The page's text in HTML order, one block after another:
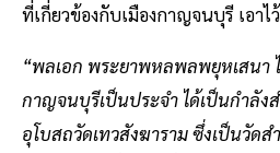
ที่เกี่ยวข้องกับเมืองกาญจนบุรี เอาไ
“พลเอก พระยาพหลพลพยุหเสนา
กาญจนบุรีเป็นประจำ ได้เป็นกำลัง
อุโบสถวัดเทวสังฆาราม ซึ่งเป็นวัด